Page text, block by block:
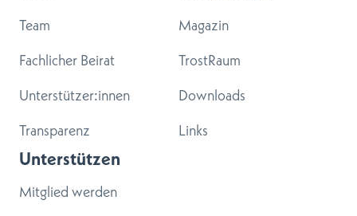
Team
Fachlicher Beirat
Unterstützer:innen
Transparenz
Magazin
TrostRaum
Downloads
Links
Unterstützen
Mitglied werden